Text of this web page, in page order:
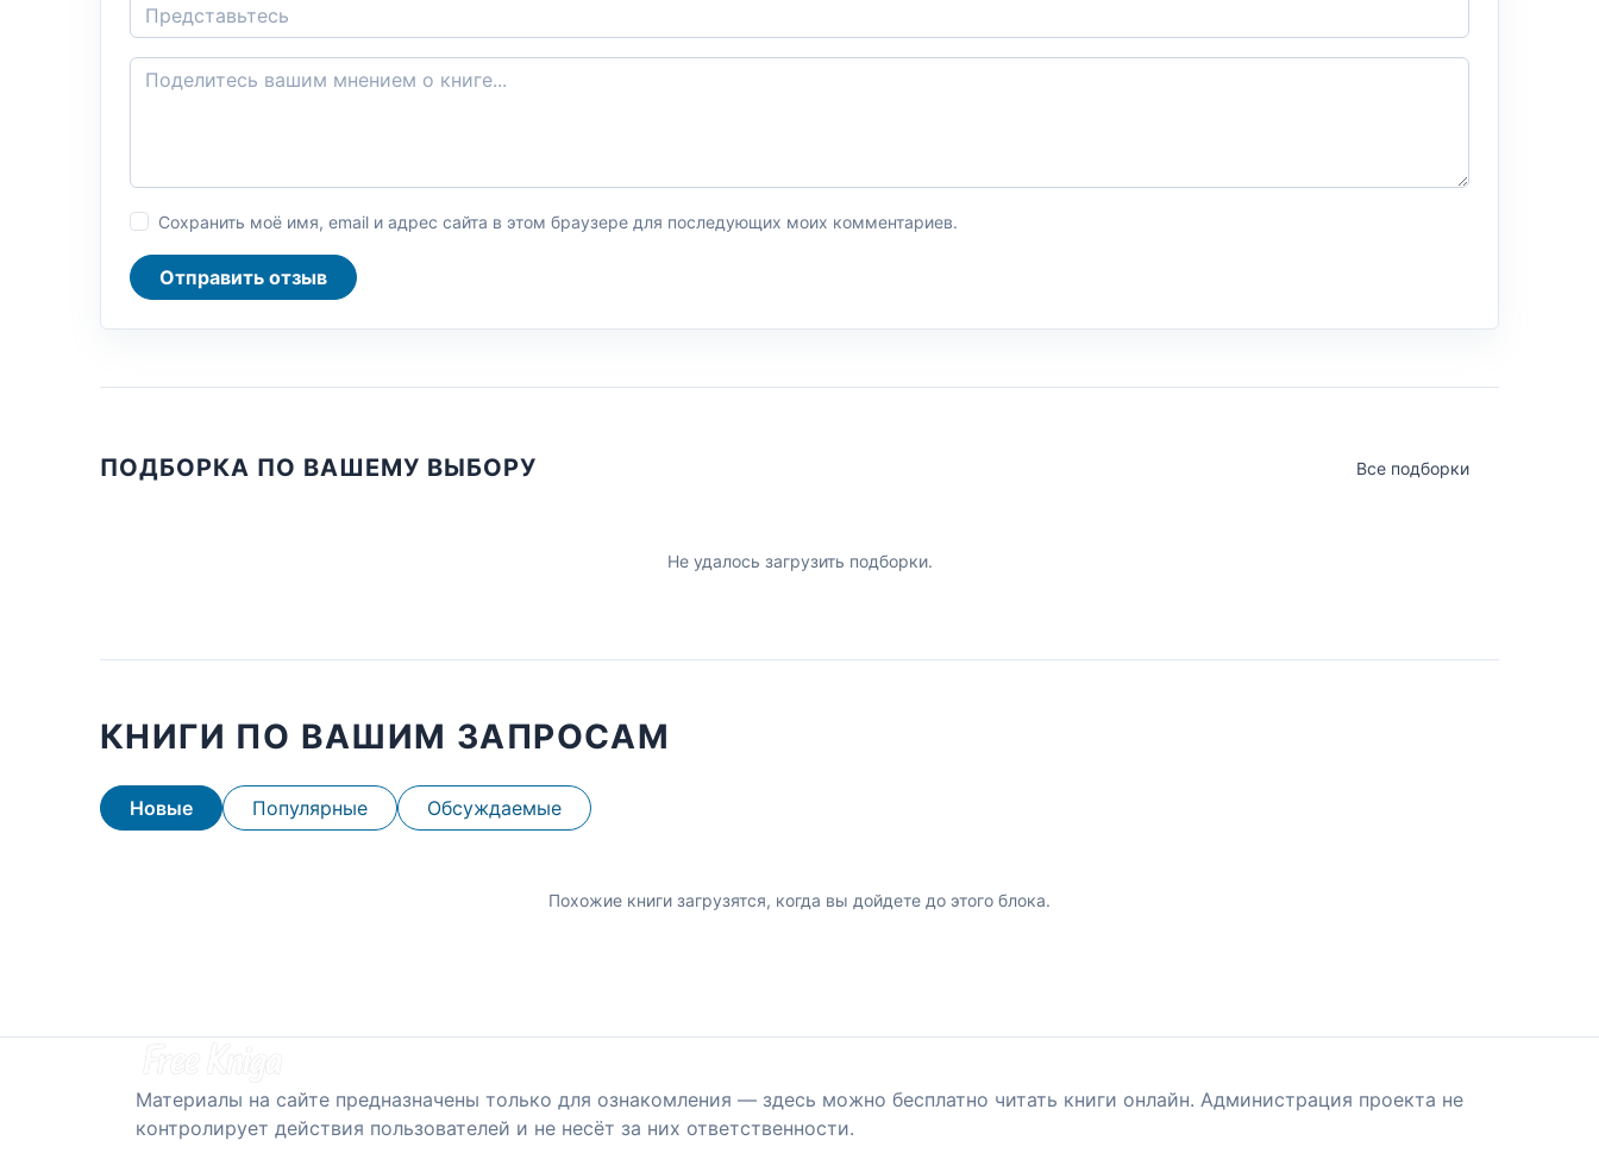
Сохранить моё имя, email и адрес сайта в этом браузере для последующих моих комментариев.
Отправить отзыв
ПОДБОРКА ПО ВАШЕМУ ВЫБОРУ Все подборки
Не удалось загрузить подборки.
КНИГИ ПО ВАШИМ ЗАПРОСАМ
Новые Популярные Обсуждаемые
Похожие книги загрузятся, когда вы дойдете до этого блока.
Материалы на сайте предназначены только для ознакомления — здесь можно бесплатно читать книги онлайн. Администрация проекта не
контролирует действия пользователей и не несёт за них ответственности.